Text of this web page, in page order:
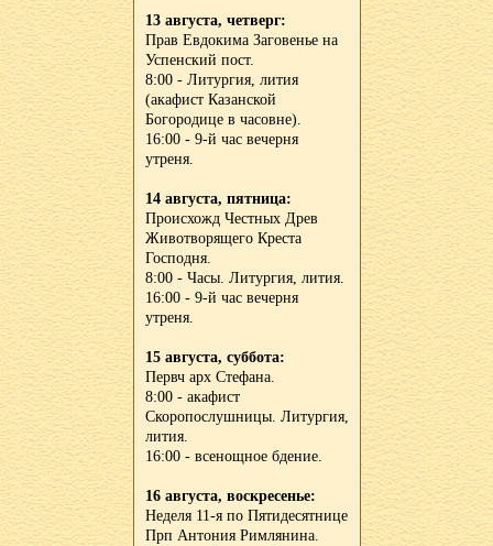
13 августа, четверг:
Прав Евдокима Заговенье на
Успенский пост.
8:00 - Литургия, лития
(акафист Казанской
Богородице в часовне).
16:00 - 9-й час вечерня
утреня.
14 августа, пятница:
Происхожд Честных Древ
Животворящего Креста
Господня.
8:00 - Часы. Литургия, лития.
16:00 - 9-й час вечерня
утреня.
15 августа, суббота:
Первч арх Стефана.
8:00 - акафист
Скоропослушницы. Литургия,
лития.
16:00 - всенощное бдение.
16 августа, воскресенье:
Неделя 11-я по Пятидесятнице
Прп Антония Римлянина.